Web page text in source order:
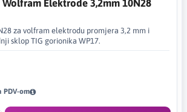
Wolfram Elektrode 3,2mm 10N28
za volfram elektrodu promjera 3,2 mm i
sklop TIG gorionika WP17.
PDV-om